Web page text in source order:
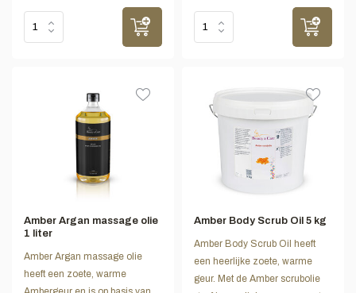
Amber Argan massage olie
1 liter
Amber Argan massage olie
heeft een zoete, warme
Amber Body Scrub Oil 5 kg
Amber Body Scrub Oil heeft
een heerlijke zoete, warme
geur. Met de Amber scrubolie